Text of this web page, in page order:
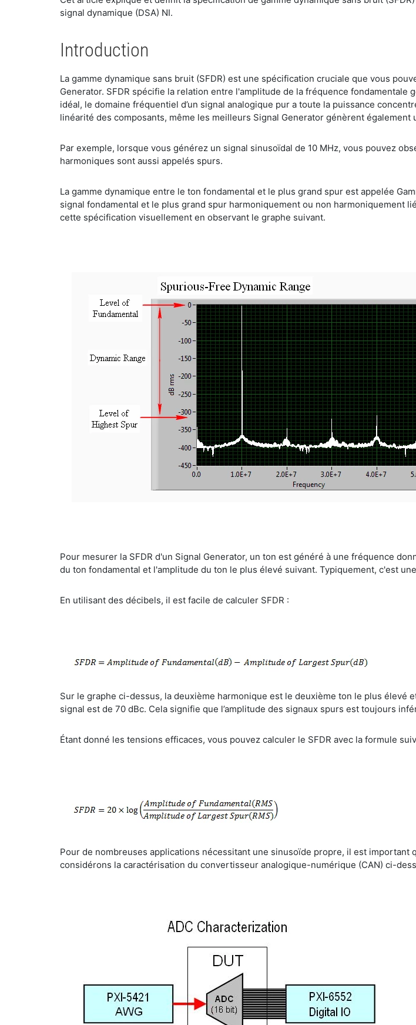
signal dynamique (DSA) NI.
Introduction
La gamme dynamique sans bruit (SFDR) est une spécification cruciale que vous
Generator. SFDR spécifie la relation entre l'amplitude de la fréquence
idéal, le domaine fréquentiel d’un signal analogique pur a toute la puissance
linéarité des composants, même les meilleurs Signal Generator génèrent
Par exemple, lorsque vous générez un signal sinusoïdal de 10 MHz, vous pouvez
harmoniques sont aussi appelés spurs.
La gamme dynamique entre le ton fondamental et le plus grand spur est appelée
signal fondamental et le plus grand spur harmoniquement ou non harmoniquement
cette spécification visuellement en observant le graphe suivant.
Pour mesurer la SFDR d'un Signal Generator, un ton est généré à une fréquence
du ton fondamental et l'amplitude du ton le plus élevé suivant. Typiquement, c'est
En utilisant des décibels, il est facile de calculer SFDR :
Sur le graphe ci-dessus, la deuxième harmonique est le deuxième ton le plus élevé
signal est de 70 dBc. Cela signifie que l’amplitude des signaux spurs est toujours
Étant donné les tensions efficaces, vous pouvez calculer le SFDR avec la formule
Pour de nombreuses applications nécessitant une sinusoïde propre, il est important
considérons la caractérisation du convertisseur analogique-numérique (CAN) ci-